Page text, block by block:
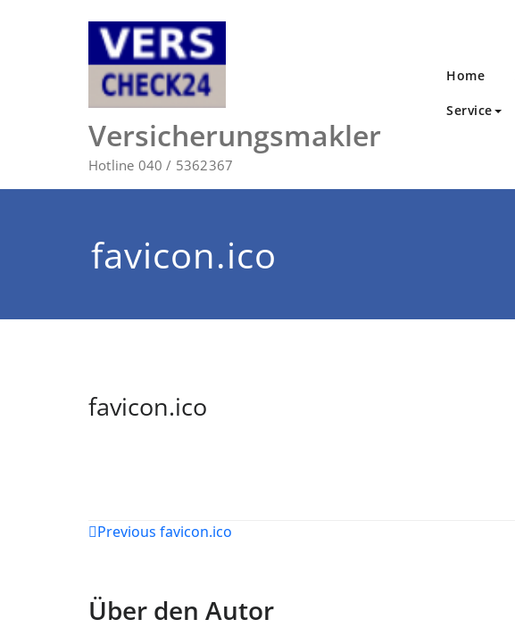
Versicherungsmakler
Hotline 040 / 5362367
Home
Service
favicon.ico
favicon.ico
Beitragsnavigation
Previous favicon.ico
Über den Autor